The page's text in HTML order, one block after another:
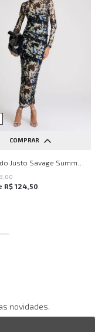
COMPRAR
PP P M G
00
R$ 124 50
novidades.